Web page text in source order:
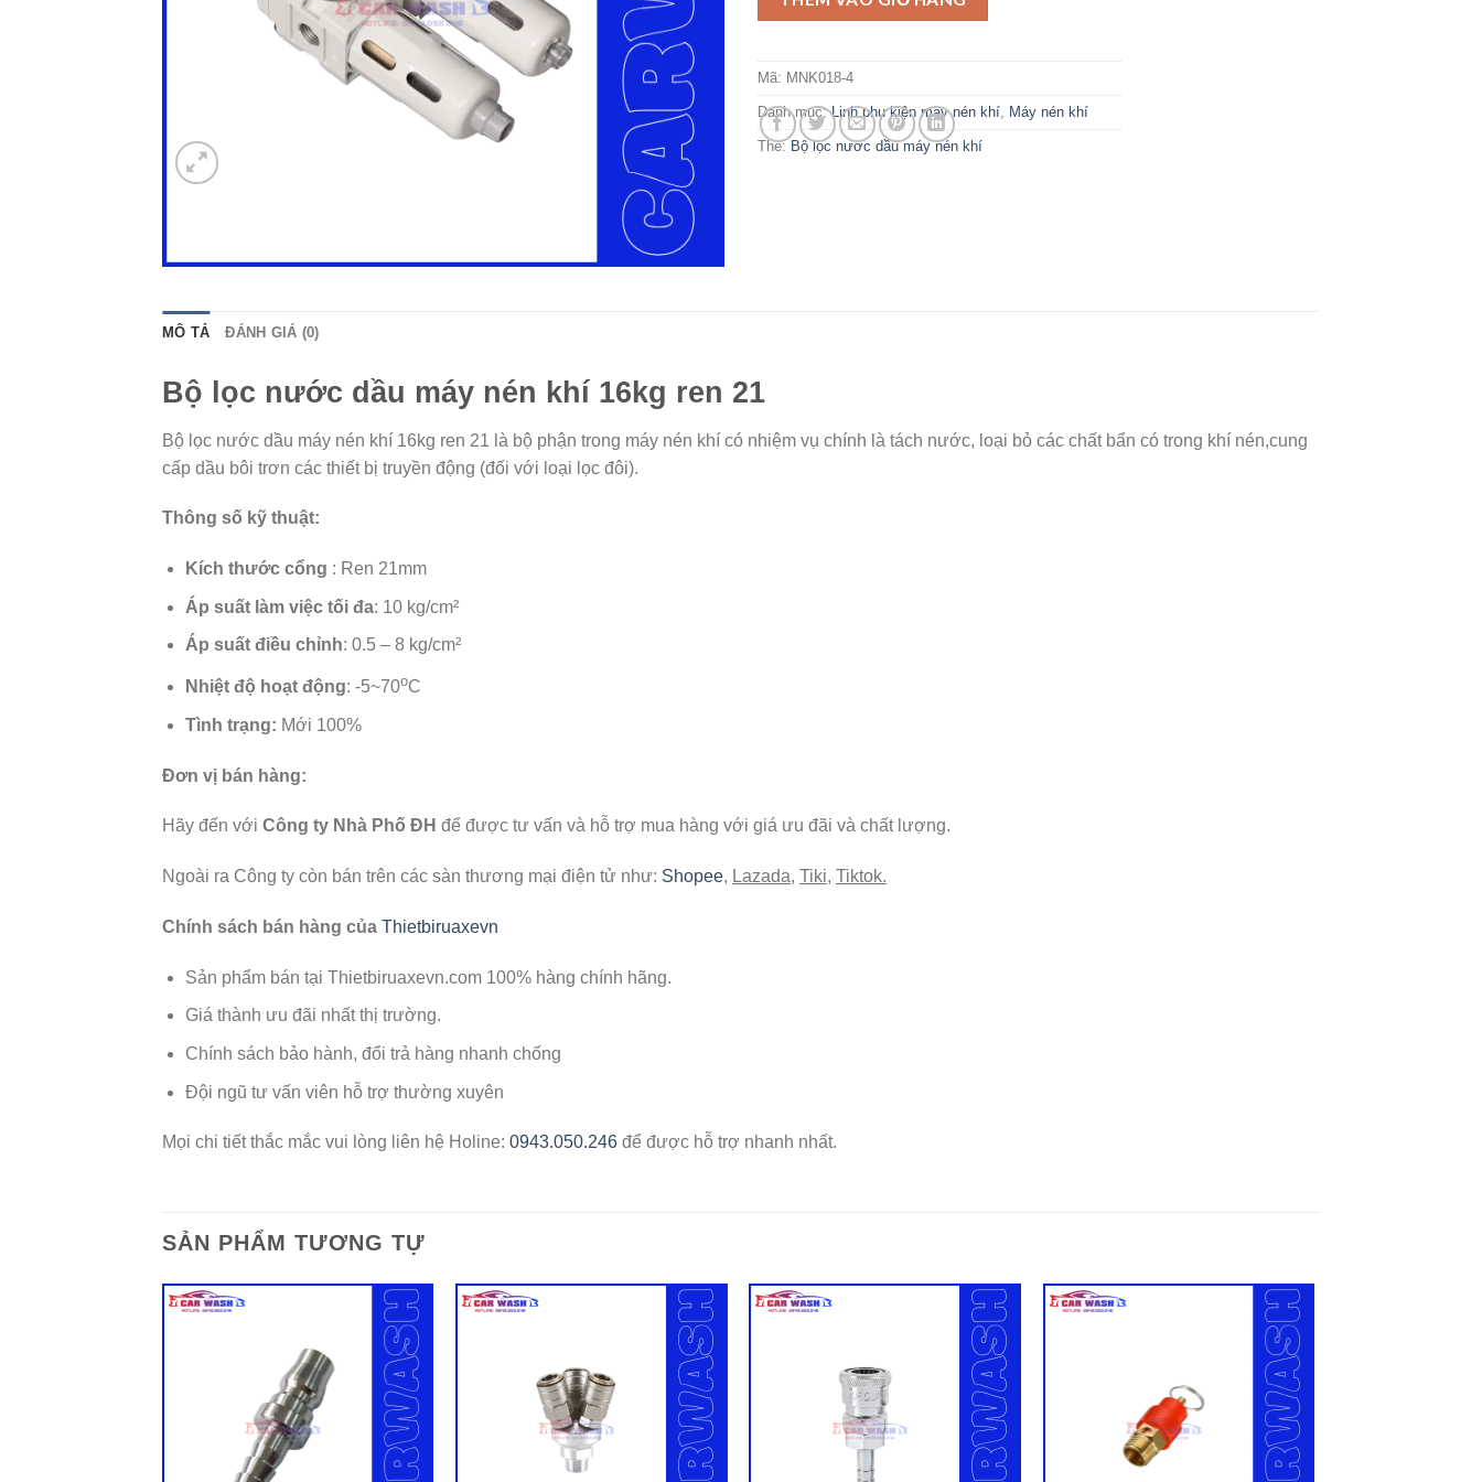
Mã: MNK018-4
Danh mục:Linh phụ kiện máy nén khí, Máy nén khí
Thẻ: Bộ lọc nước dầu máy nén khí
MÔ TẢ ĐÁNH GIÁ (0)
Bộ lọc nước dầu máy nén khí 16kg ren 21
Bộ lọc nước dầu máy nén khí 16kg ren 21 là bộ phận trong máy nén khí có nhiệm vụ chính là tách nước, loại bỏ các chất bẩn có trong khí nén,cung
cấp dầu bôi trơn các thiết bị truyền động (đối với loại lọc đôi).
Thông số kỹ thuật:
Kích thước cổng : Ren 21mm
Áp suất làm việc tối đa: 10 kg/cm²
Áp suất điều chỉnh: 0.5 – 8 kg/cm²
Nhiệt độ hoạt động: -5~70oC
Tình trạng: Mới 100%
Đơn vị bán hàng:
Hãy đến với Công ty Nhà Phố ĐH để được tư vấn và hỗ trợ mua hàng với giá ưu đãi và chất lượng.
Ngoài ra Công ty còn bán trên các sàn thương mại điện tử như: Shopee, Lazada, Tiki, Tiktok.
Chính sách bán hàng của Thietbiruaxevn
Sản phẩm bán tại Thietbiruaxevn.com 100% hàng chính hãng.
Giá thành ưu đãi nhất thị trường.
Chính sách bảo hành, đổi trả hàng nhanh chống
Đội ngũ tư vấn viên hỗ trợ thường xuyên
Mọi chi tiết thắc mắc vui lòng liên hệ Holine: 0943.050.246 để được hỗ trợ nhanh nhất.
SẢN PHẨM TƯƠNG TỰ